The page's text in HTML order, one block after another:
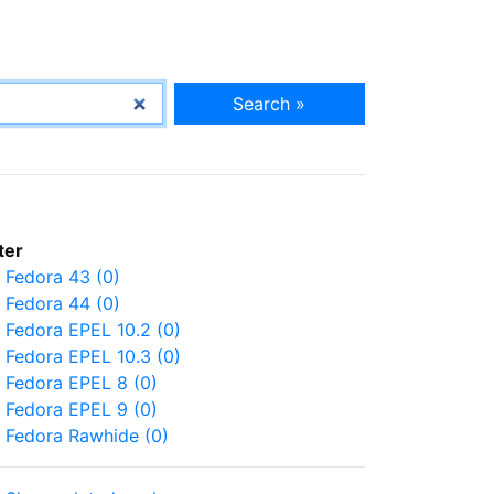
Search »
Fedora 43 (0)
Fedora 44 (0)
Fedora EPEL 10.2 (0)
Fedora EPEL 10.3 (0)
Fedora EPEL 8 (0)
Fedora EPEL 9 (0)
Fedora Rawhide (0)